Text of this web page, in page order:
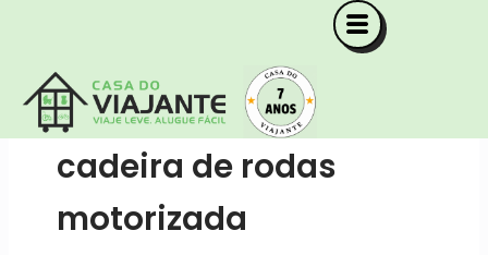
conteúdo
cadeira de rodas
motorizada